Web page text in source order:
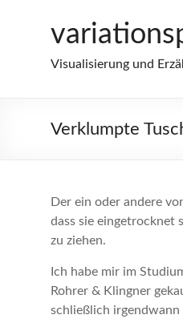
Visualisierung und
Verklumpte
Der ein oder andere
dass sie eingetrocknet
zu ziehen.
Ich habe mir im
Rohrer & Klingner
schließlich irgendwann